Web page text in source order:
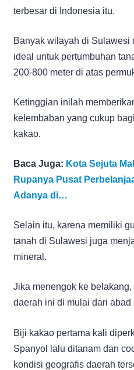
terbesar di Indonesia itu.
Banyak wilayah di Sulawesi
ideal untuk pertumbuhan
200-800 meter di atas
Ketinggian inilah
kelembaban yang cukup
kakao.
Baca Juga: Kota Sejuta
Rupanya Pusat
Adanya di…
Selain itu, karena memiliki
tanah di Sulawesi juga
mineral.
Jika menengok ke
daerah ini di mulai dari abad
Biji kakao pertama kali
Spanyol lalu ditanam dan
kondisi geografis daerah